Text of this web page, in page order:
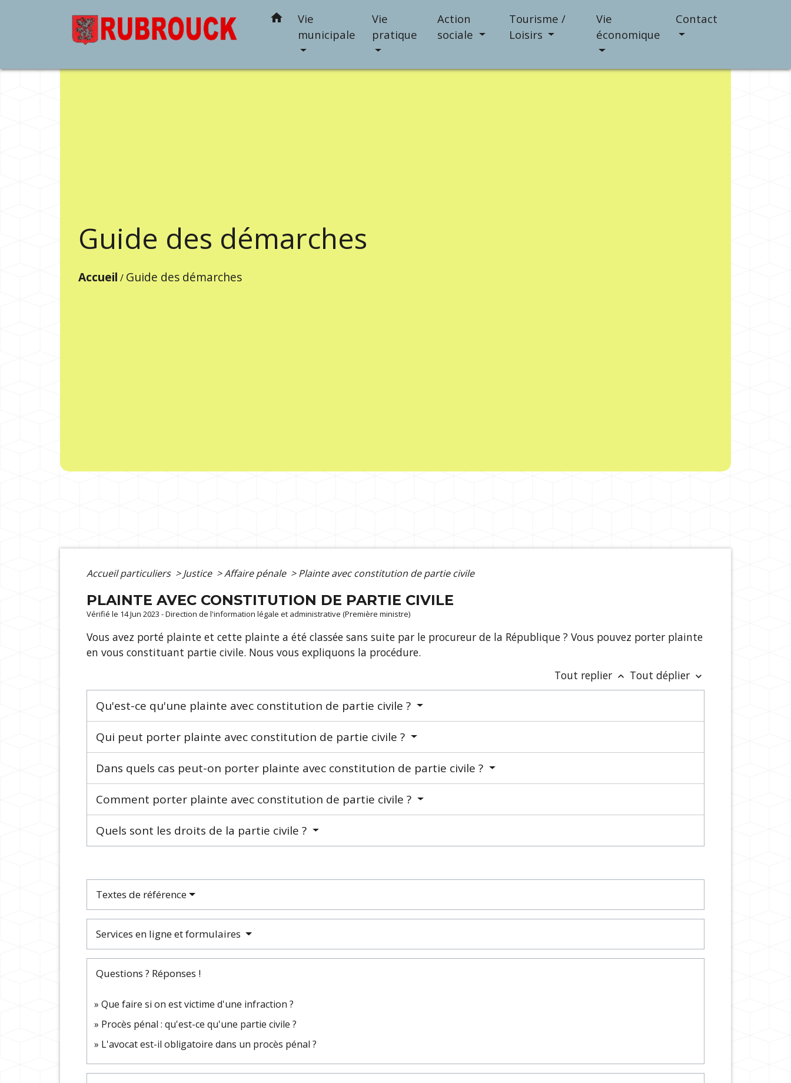
home
Vie
municipale
Vie
pratique
Action
sociale
Tourisme /
Loisirs
Vie
économique
Contact
Guide des démarches
Accueil / Guide des démarches
Accueil particuliers > Justice >Affaire pénale > Plainte avec constitution de partie civile
PLAINTE AVEC CONSTITUTION DE PARTIE CIVILE
Vérifié le 14 Jun 2023 - Direction de l'information légale et administrative (Première ministre)
Vous avez porté plainte et cette plainte a été classée sans suite par le procureur de la République ? Vous pouvez porter plainte
en vous constituant partie civile. Nous vous expliquons la procédure.
Tout replier keyboard_arrow_up Tout déplier keyboard_arrow_down
Qu'est-ce qu'une plainte avec constitution de partie civile ?
Qui peut porter plainte avec constitution de partie civile ?
Dans quels cas peut-on porter plainte avec constitution de partie civile ?
Comment porter plainte avec constitution de partie civile ?
Quels sont les droits de la partie civile ?
Textes de référence
Services en ligne et formulaires
Questions ? Réponses !
Que faire si on est victime d'une infraction ?
Procès pénal : qu'est-ce qu'une partie civile ?
L'avocat est-il obligatoire dans un procès pénal ?